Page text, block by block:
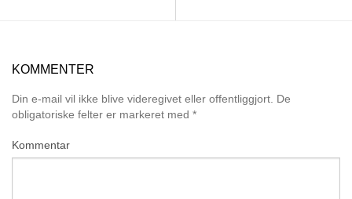
KOMMENTER
Din e-mail vil ikke blive videregivet eller offentliggjort. De
obligatoriske felter er markeret med *
Kommentar